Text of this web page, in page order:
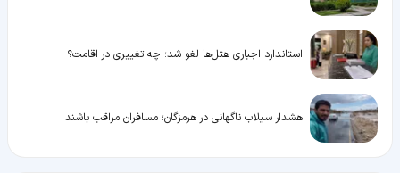
استاندارد اجباری هتل‌ها لغو شد؛ چه تغییری در اقامت؟
هشدار سیلاب ناگهانی در هرمزگان؛ مسافران مراقب باشند